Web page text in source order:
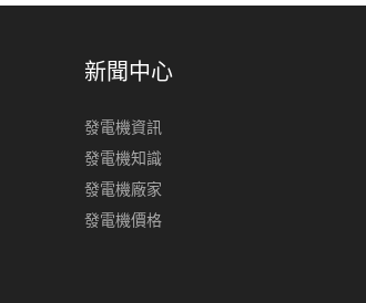
新聞中心
發電機資訊
發電機知識
發電機廠家
發電機價格